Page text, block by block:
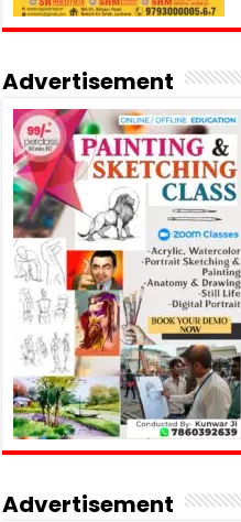
Advertisement
Advertisement